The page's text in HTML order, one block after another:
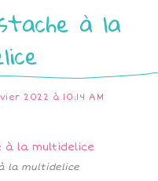
à la
2022 à 10:14 AM
la multidelice